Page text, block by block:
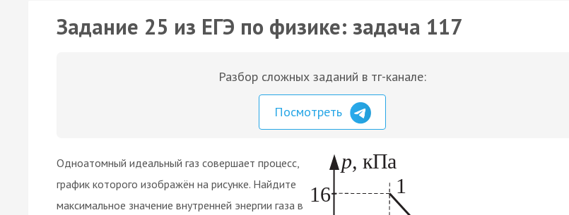
Задание 25 из ЕГЭ по физике: задача 117
Разбор сложных заданий в тг-канале:
Посмотреть
Одноатомный идеальный газ совершает процесс,
график которого изображён на рисунке. Найдите
максимальное значение внутренней энергии газа в